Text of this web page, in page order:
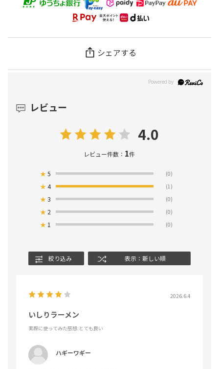
シェアする
レビュー
4.0
レビュー件数： 1件
★5 (0)
★4 (1)
★3 (0)
★ 2 (0)
★ 1 (0)
絞り込み 表示：新しい順
2026.6.4
いしりラーメン
実際に使ってみた感想:とても良い
ハギーワギー